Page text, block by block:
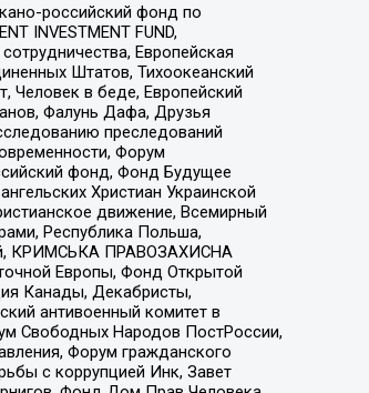
российский фонд по
INVESTMENT FUND,
Европейская
Штатов, Тихоокеанский
Человек в беде, Европейский
Фалунь Дафа, Друзья
преследований
Форум
фонд, Фонд Будущее
Христиан Украинской
движение, Всемирный
Республика Польша,
КРИМСЬКА ПРАВОЗАХИСНА
Европы, Фонд Открытой
Канады, Декабристы,
антивоенный комитет в
Свободных Народов ПостРоссии,
Форум гражданского
с коррупцией Инк, Завет